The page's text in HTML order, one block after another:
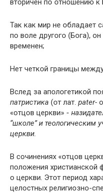
вторичен по отношению к
Так как мир не обладает
по воле другого (Бога),
временен;
Нет четкой границы
Вслед за апологетикой
патристика (от лат. pater-
«отцов церкви» -
“школе” и теологическим
церкви.
В сочинениях «отцов
положения христианской
о церкви. Этот период
целостных религиозно-